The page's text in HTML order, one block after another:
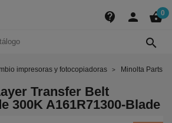
contact_support person shopping_basket0

impresoras y fotocopiadoras Minolta Parts
Transfer Belt
300K A161R71300-Blade